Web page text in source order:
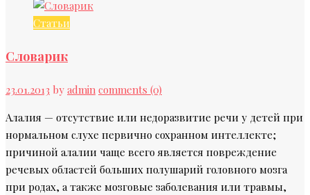
Статьи
Словарик
23.01.2013 by admin comments (0)
Алалия — отсутствие или недоразвитие речи у детей при
нормальном слухе первично сохранном интеллекте;
причиной алалии чаще всего является повреждение
речевых областей больших полушарий головного мозга
при родах, а также мозговые заболевания или травмы,